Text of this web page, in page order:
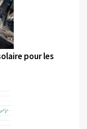
pour les